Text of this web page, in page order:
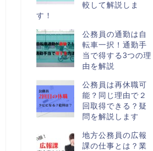
較して解説しま
す！
公務員の通勤は自
転車一択！通勤手
当で得する3つの理
由を解説
公務員は再休職可
能？同じ理由で２
回取得できる？疑
問を解説します
地方公務員の広報
課の仕事とは？業